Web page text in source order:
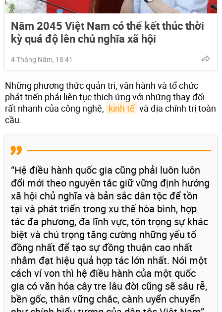
Năm 2045 Việt Nam có thể kết thúc thời
kỳ quá độ lên chủ nghĩa xã hội
4 Tháng Năm, 18:41
Những phương thức quản trị, vận hành và tổ chức
phát triển phải liên tục thích ứng với những thay đổi
rất nhanh của công nghệ,
kinh tế và địa chính trị toàn
cầu.
“Hệ điều hành quốc gia cũng phải luôn luôn
đổi mới theo nguyên tắc giữ vững định hướng
xã hội chủ nghĩa và bản sắc dân tộc để tồn
tại và phát triển trong xu thế hòa bình, hợp
tác đa phương, đa lĩnh vực, tôn trọng sự khác
biệt và chú trọng tăng cường những yếu tố
đồng nhất để tạo sự đồng thuận cao nhất
nhằm đạt hiệu quả hợp tác lớn nhất. Nói một
cách ví von thì hệ điều hành của một quốc
gia có văn hóa cây tre lâu đời cũng sẽ sâu rễ,
bền gốc, thân vững chắc, cành uyển chuyển